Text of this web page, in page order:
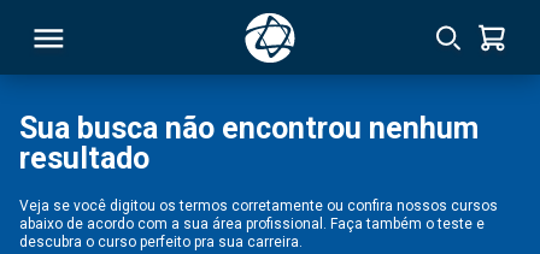
Sua busca não encontrou nenhum
resultado
Veja se você digitou os termos corretamente ou confira nossos cursos
abaixo de acordo com a sua área profissional. Faça também o teste e
descubra o curso perfeito pra sua carreira.